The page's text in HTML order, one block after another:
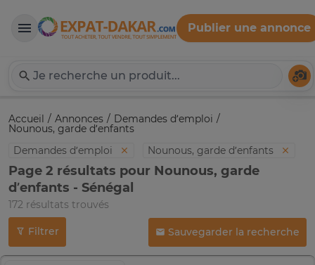
Expat-Dakar
Publier une annonce
Accueil Annonces Demandes d’emploi
Nounous, garde d’enfants
Demandes d’emploi
Nounous, garde d’enfants
Page 2 résultats pour Nounous, garde
d’enfants - Sénégal
172 résultats trouvés
Filtrer Sauvegarder la recherche